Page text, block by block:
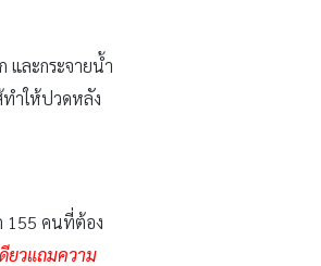
และกระจายน้ำ
ำให้ปวดหลัง
155 คนที่ต้อง
ยวแถมความ